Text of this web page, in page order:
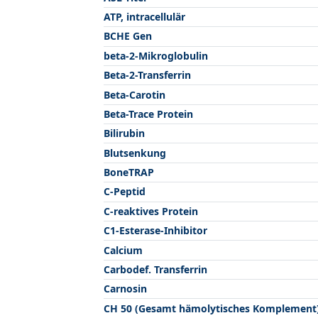
ATP, intracellulär
BCHE Gen
beta-2-Mikroglobulin
Beta-2-Transferrin
Beta-Carotin
Beta-Trace Protein
Bilirubin
Blutsenkung
BoneTRAP
C-Peptid
C-reaktives Protein
C1-Esterase-Inhibitor
Calcium
Carbodef. Transferrin
Carnosin
CH 50 (Gesamt hämolytisches